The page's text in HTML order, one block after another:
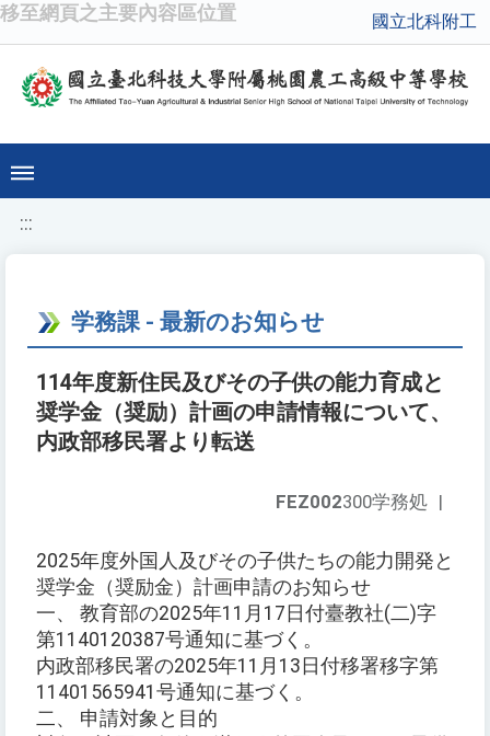
移至網頁之主要內容區位置 國立北科附工
:::
学務課 - 最新のお知らせ
114年度新住民及びその子供の能力育成と
奨学金（奨励）計画の申請情報について、
内政部移民署より転送
FEZ002300学務処 |
2025年度外国人及びその子供たちの能力開発と
奨学金（奨励金）計画申請のお知らせ
一、 教育部の2025年11月17日付臺教社(二)字
第1140120387号通知に基づく。
内政部移民署の2025年11月13日付移署移字第
11401565941号通知に基づく。
二、 申請対象と目的